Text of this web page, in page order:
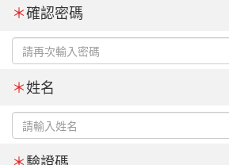
＊確認密碼
＊姓名